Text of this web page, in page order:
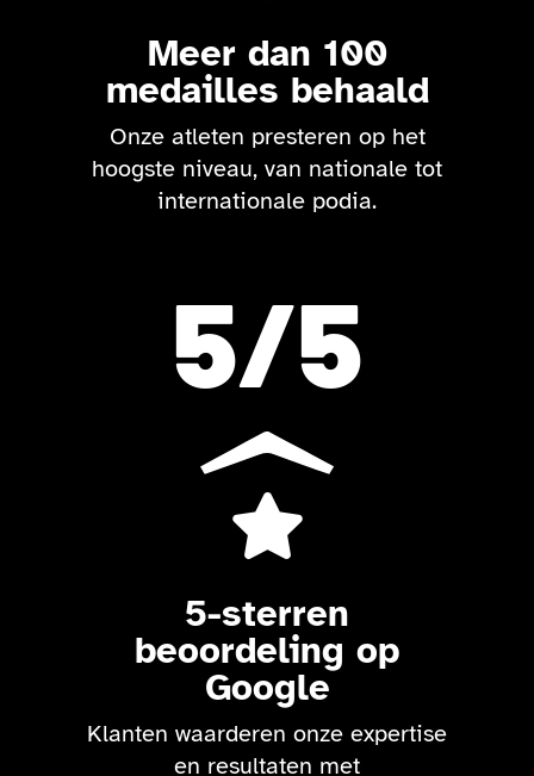
Meer dan 100
medailles behaald
Onze atleten presteren op het
hoogste niveau, van nationale tot
internationale podia.
5/5

5-sterren
beoordeling op
Google
Klanten waarderen onze expertise
en resultaten met